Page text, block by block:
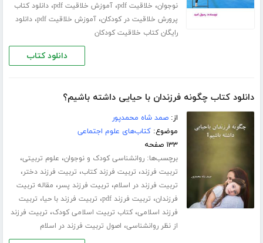
نوجوان، خلاقیت pdf ،آموزش خلاقیت pdf ،دانلود کتاب
پرورش خلاقیت در کودکان،آموزش خلاقیت pdf ،دانلود
رایگان کتاب خلاقیت کودکان
دانلود کتاب
دانلود کتاب چگونه فرزندان با حیایی داشته باشیم؟
از:صمد شاه محمدپور
موضوع:کتاب‌های علوم اجتماعی
۱۳۳ صفحه
برچسب‌ها:روانشناسی کودک و نوجوان، علوم تربیتی،
تربیت فرزند، تربیت فرزند کتاب، تربیت فرزند دختر،
تربیت فرزند در اسلام، تربیت فرزند پسر، مقاله تربیت
فرزندان، تربیت فرزند pdf ، تربیت فرزند با حیا، تربیت
فرزند اسلامی،کتاب تربیت اسلامی کودک، تربیت فرزند
از نظر روانشناسی، اصول تربیت فرزند در اسلام